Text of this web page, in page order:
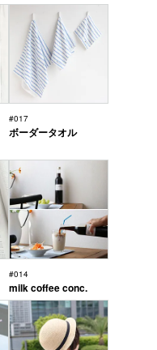
#017
ボーダータオル
#014
milk coffee conc.